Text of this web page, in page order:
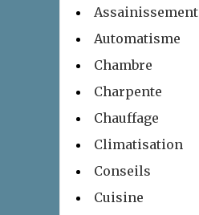
Assainissement
Automatisme
Chambre
Charpente
Chauffage
Climatisation
Conseils
Cuisine